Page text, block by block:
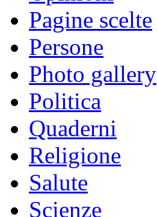
Pagine scelte
Persone
Photo gallery
Politica
Quaderni
Religione
Salute
Scienze